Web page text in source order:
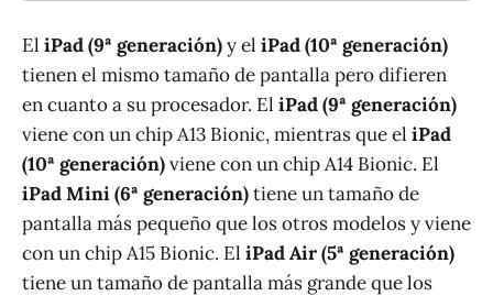
El iPad (9ª generación)y el iPad (10ª generación)
tienen el mismo tamaño de pantalla pero difieren
en cuanto a su procesador. El iPad (9ª generación)
viene con un chip A13 Bionic, mientras que el iPad
(10ª generación)viene con un chip A14 Bionic. El
iPad Mini (6ª generación)tiene un tamaño de
pantalla más pequeño que los otros modelos y viene
con un chip A15 Bionic. El iPad Air (5ª generación)
tiene un tamaño de pantalla más grande que los